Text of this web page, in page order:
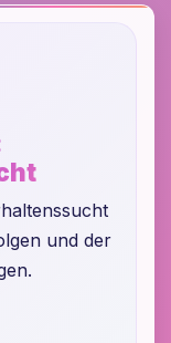
und der